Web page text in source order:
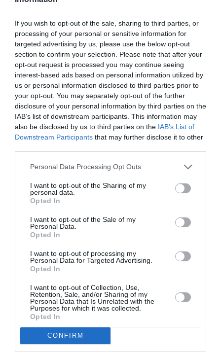
If you wish to opt-out of the sale, sharing to third parties, or
processing of your personal or sensitive information for
targeted advertising by us, please use the below opt-out
section to confirm your selection. Please note that after your
opt-out request is processed you may continue seeing
interest-based ads based on personal information utilized by
us or personal information disclosed to third parties prior to
your opt-out. You may separately opt-out of the further
disclosure of your personal information by third parties on the
IAB’s list of downstream participants. This information may
also be disclosed by us to third parties on the IAB’s List of
Downstream Participants that may further disclose it to other
Personal Data Processing Opt Outs
I want to opt-out of the Sharing of my
personal data.
Opted In
I want to opt-out of the Sale of my
Personal Data.
Opted In
I want to opt-out of processing my
Personal Data for Targeted Advertising.
Opted In
I want to opt-out of Collection, Use,
Retention, Sale, and/or Sharing of my
Personal Data that Is Unrelated with the
Purposes for which it was collected.
Opted In
CONFIRM
Ακολουθήστε το Culturenow.gr
Σχετικά Άρθρα
τις υποψηφιότητες
για το Βραβείο
Booker 2026
2026 στο Ναύπλιο
«Παρεμποδίζοντας
την αποστασία,
Ιουλιανά 1965»:
Παρουσίαση του
βιβλίου στο
Μεταξουργείο
Σπύρος Κακατσάκης
– Ανακρίνοντας το
Σκοτάδι:
Παρουσίαση του
Συντάγματος